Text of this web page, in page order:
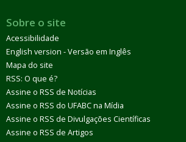
Sobre o site
Acessibilidade
English version - Versão em Inglês
Mapa do site
RSS: O que é?
Assine o RSS de Notícias
Assine o RSS do UFABC na Mídia
Assine o RSS de Divulgações Científicas
Assine o RSS de Artigos